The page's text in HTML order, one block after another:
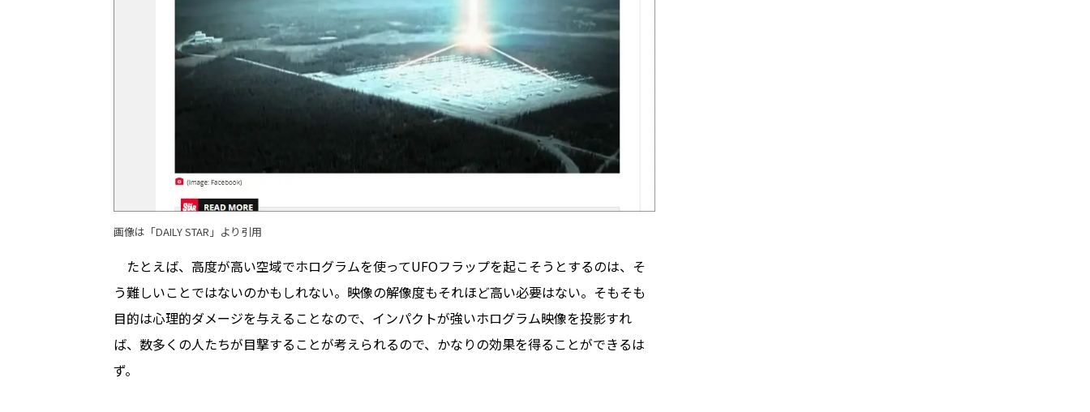
画像は「DAILY STAR 」より引用
たとえば、高度が高い空域でホログラムを使ってUFOフラップを起こそうとするのは、そ
う難しいことではないのかもしれない。映像の解像度もそれほど高い必要はない。そもそも
目的は心理的ダメージを与えることなので、インパクトが強いホログラム映像を投影すれ
ば、数多くの人たちが目撃することが考えられるので、かなりの効果を得ることができるは
ず。